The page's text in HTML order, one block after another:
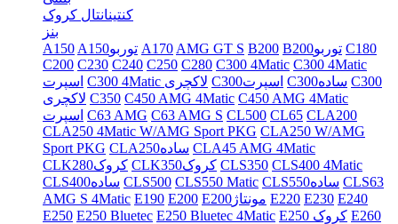
کنتینانتال کروک
بنز
A150
A150توربو A170 AMG GT S B200 B200توربو C180
C200 C230 C240 C250 C280 C300 4Matic C300 4Matic
اسپرت
C300 4Matic لاکچری C300اسپرت C300ساده C300
لاکچری C350 C450 AMG 4Matic C450 AMG 4Matic
اسپرت C63 AMG C63 AMG S CL500 CL65 CLA200
CLA250 4Matic W/AMG Sport PKG CLA250 W/AMG
Sport PKG
CLA250ساده CLA45 AMG 4Matic
CLK280کروک
CLK350کروک CLS350 CLS400 4Matic
CLS400ساده CLS500 CLS550 Matic CLS550ساده CLS63
AMG S 4Matic E190 E200 E200مونتاژ E220 E230 E240
E250 E250 Bluetec E250 Bluetec 4Matic E250 کروک E260